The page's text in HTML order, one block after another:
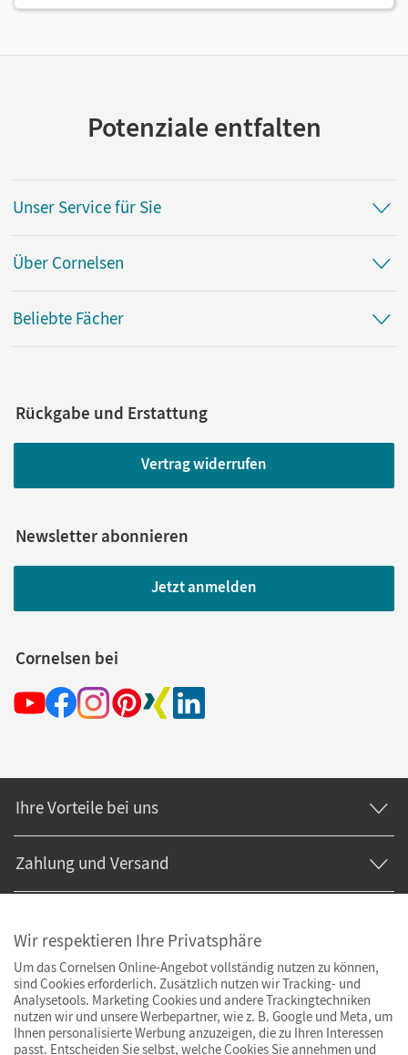
Potenziale entfalten
Unser Service für Sie
Über Cornelsen
Beliebte Fächer
Rückgabe und Erstattung
Vertrag widerrufen
Newsletter abonnieren
Jetzt anmelden
Cornelsen bei
Ihre Vorteile bei uns
Zahlung und Versand
Wir respektieren Ihre Privatsphäre
Um das Cornelsen Online-Angebot vollständig nutzen zu können,
sind Cookies erforderlich. Zusätzlich nutzen wir Tracking- und
Analysetools. Marketing Cookies und andere Trackingtechniken
nutzen wir und unsere Werbepartner, wie z. B. Google und Meta, um
Ihnen personalisierte Werbung anzuzeigen, die zu Ihren Interessen
passt. Entscheiden Sie selbst, welche Cookies Sie annehmen und